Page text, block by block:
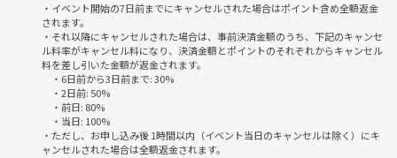
・イベント開始の7日前までにキャンセルされた場合はポイント含め全額返金
されます。
・それ以降にキャンセルされた場合は、事前決済金額のうち、下記のキャンセ
ル料率がキャンセル料になり、決済金額とポイントのそれぞれからキャンセル
料を差し引いた金額が返金されます。
・6日前から3日前まで: 30%
・2日前: 50%
・前日: 80%
・当日: 100%
・ただし、お申し込み後 1時間以内（イベント当日のキャンセルは除く）にキ
ャンセルされた場合は全額返金されます。